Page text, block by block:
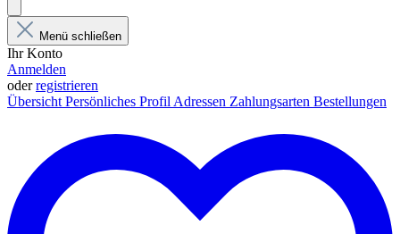
Menü schließen
Ihr Konto
Anmelden
oderregistrieren
Übersicht Persönliches Profil Adressen Zahlungsarten Bestellungen